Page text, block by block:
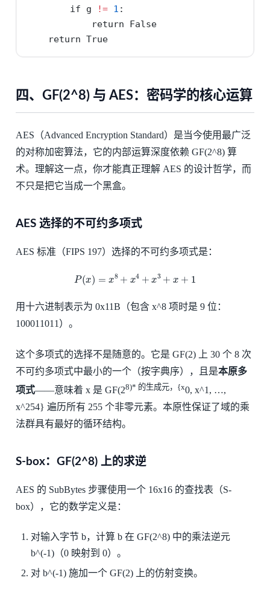
if g != 1 :
return
False
return True
四、GF(2^8) 与 AES：密码学的核心运算
AES（Advanced Encryption Standard）是当今使用最广泛
的对称加密算法，它的内部运算深度依赖 GF(2^8) 算
术。理解这一点，你才能真正理解 AES 的设计哲学，而
不只是把它当成一个黑盒。
AES 选择的不可约多项式
AES 标准（FIPS 197）选择的不可约多项式是：
P x 8 4 + 3+ x
用十六进制表示为 0x11B（包含 x^8 项时是 9 位：
100011011）。
这个多项式的选择不是随意的。它是 GF(2) 上 30 个 8 次
不可约多项式中最小的一个（按字典序），且是本原多
项式——意味着 x 是 GF(28)* 的生成元，{x0, x^1, …,
x^254} 遍历所有 255 个非零元素。本原性保证了域的乘
法群具有最好的循环结构。
S-box：GF(2^8) 上的求逆
AES 的 SubBytes 步骤使用一个 16x16 的查找表（S-
box），它的数学定义是：
对输入字节 b，计算 b 在 GF(2^8) 中的乘法逆元
b^(-1)（0 映射到 0）。
对 b^(-1) 施加一个 GF(2) 上的仿射变换。